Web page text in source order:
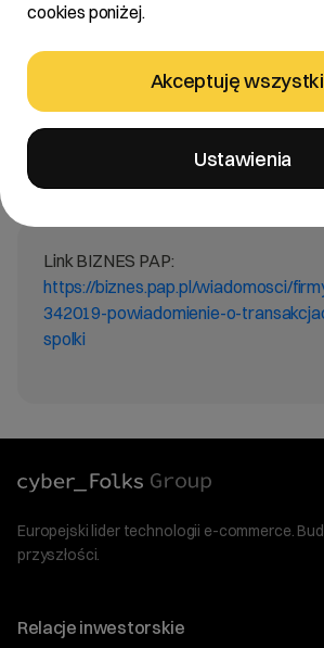
Treść:
informuje, że wpłynęło do Spółki
transakcjach wykonywanych na
Link BIZNES PAP:
https://biznes.pap.pl/wiadomosci/
342019-powiadomienie-o-
spolki
Europejski lider technologii e-commerce.
przyszłości.
Relacje inwestorskie
cookies poniżej.
Akceptuję
Ustawienia